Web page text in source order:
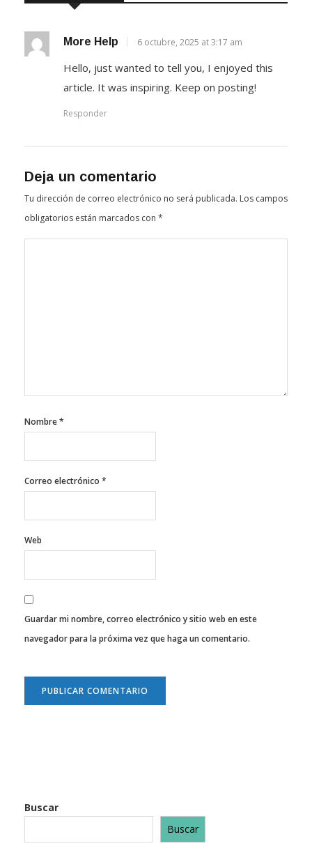
More Help 6 octubre, 2025 at 3:17 am
Hello, just wanted to tell you, I enjoyed this
article. It was inspiring. Keep on posting!
Responder
Deja un comentario
Tu dirección de correo electrónico no será publicada. Los campos
obligatorios están marcados con *
Nombre*
Correo electrónico *
Web
Guardar mi nombre, correo electrónico y sitio web en este
navegador para la próxima vez que haga un comentario.
Buscar
Buscar